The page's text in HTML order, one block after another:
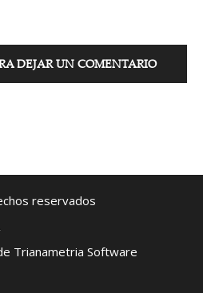
DEJAR UN COMENTARIO
reservados
Trianametria Software